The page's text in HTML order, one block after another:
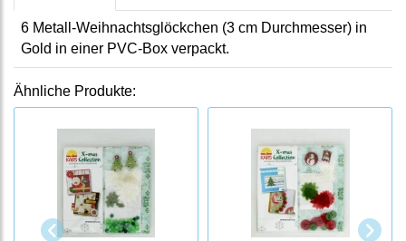
6 Metall-Weihnachtsglöckchen (3 cm Durchmesser) in
Gold in einer PVC-Box verpackt.
Ähnliche Produkte: